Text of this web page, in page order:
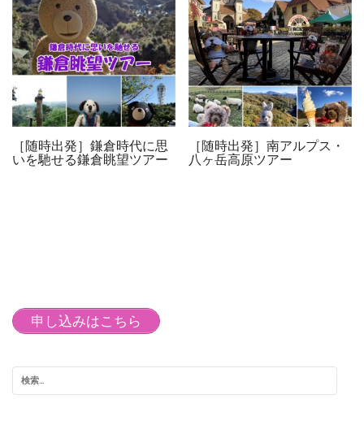
［随時出発］鎌倉時代に思
いを馳せる鎌倉眺望ツアー
［随時出発］南アルプス・
八ヶ岳高原ツアー
申し込みはこちら